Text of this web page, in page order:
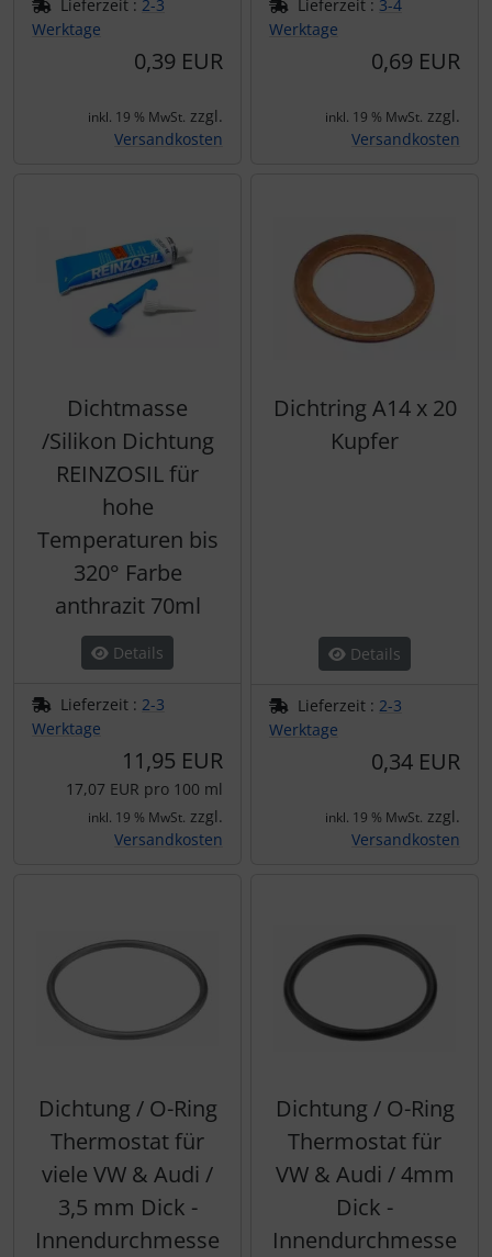
Lieferzeit : 2-3
Werktage
0,39 EUR
inkl. 19 % MwSt. zzgl.
Versandkosten
Lieferzeit : 3-4
Werktage
0,69 EUR
inkl. 19 % MwSt. zzgl.
Versandkosten
Dichtmasse
/Silikon Dichtung
REINZOSIL für
hohe
Temperaturen bis
320° Farbe
anthrazit 70ml
Details
Lieferzeit : 2-3
Werktage
11,95 EUR
17,07 EUR pro 100 ml
inkl. 19 % MwSt. zzgl.
Versandkosten
Dichtring A14 x 20
Kupfer
Details
Lieferzeit : 2-3
Werktage
0,34 EUR
inkl. 19 % MwSt. zzgl.
Versandkosten
Dichtung / O-Ring
Thermostat für
viele VW & Audi /
3,5 mm Dick -
Innendurchmesse
Dichtung / O-Ring
Thermostat für
VW & Audi / 4mm
Dick -
Innendurchmesse